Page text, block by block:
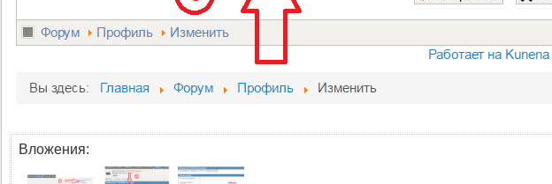
Вложения: